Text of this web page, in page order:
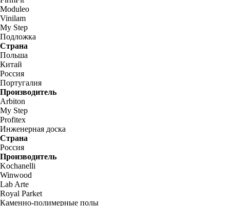
Moduleo
Vinilam
My Step
Подложка
Страна
Польша
Китай
Россия
Португалия
Производитель
Arbiton
My Step
Profitex
Инженерная доска
Страна
Россия
Производитель
Kochanelli
Winwood
Lab Arte
Royal Parket
Каменно-полимерные полы